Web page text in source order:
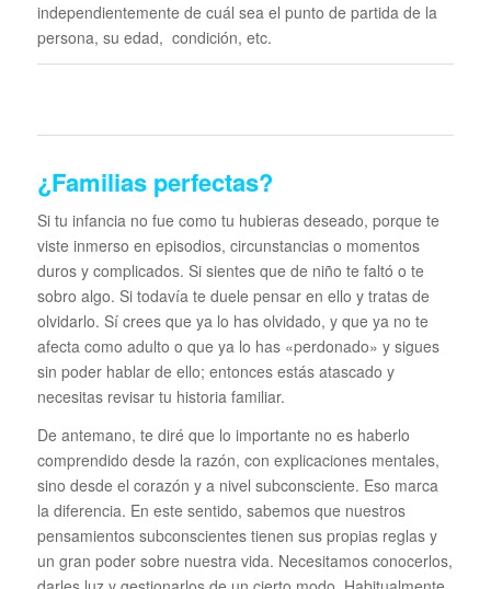
independientemente de cuál sea el punto de partida de la
persona, su edad, condición, etc.
¿Familias perfectas?
Si tu infancia no fue como tu hubieras deseado, porque te
viste inmerso en episodios, circunstancias o momentos
duros y complicados. Si sientes que de niño te faltó o te
sobro algo. Si todavía te duele pensar en ello y tratas de
olvidarlo. Sí crees que ya lo has olvidado, y que ya no te
afecta como adulto o que ya lo has «perdonado» y sigues
sin poder hablar de ello; entonces estás atascado y
necesitas revisar tu historia familiar.
De antemano, te diré que lo importante no es haberlo
comprendido desde la razón, con explicaciones mentales,
sino desde el corazón y a nivel subconsciente. Eso marca
la diferencia. En este sentido, sabemos que nuestros
pensamientos subconscientes tienen sus propias reglas y
un gran poder sobre nuestra vida. Necesitamos conocerlos,